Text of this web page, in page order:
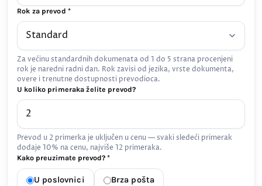
Rok za prevod *
Za većinu standardnih dokumenata od 1 do 5 strana procenjeni
rok je naredni radni dan. Rok zavisi od jezika, vrste dokumenta,
overe i trenutne dostupnosti prevodioca.
U koliko primeraka želite prevod?
Prevod u 2 primerka je uključen u cenu — svaki sledeći primerak
dodaje 10% na cenu, najviše 12 primeraka.
Kako preuzimate prevod? *
U poslovnici Brza pošta